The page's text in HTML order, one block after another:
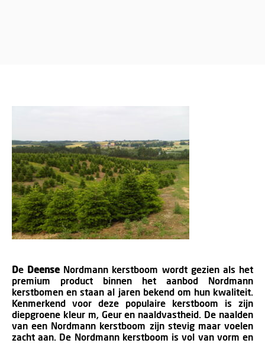
De Deense Nordmann kerstboom wordt gezien als het
premium product binnen het aanbod Nordmann
kerstbomen en staan al jaren bekend om hun kwaliteit.
Kenmerkend voor deze populaire kerstboom is zijn
diepgroene kleur m, Geur en naaldvastheid. De naalden
van een Nordmann kerstboom zijn stevig maar voelen
zacht aan. De Nordmann kerstboom is vol van vorm en